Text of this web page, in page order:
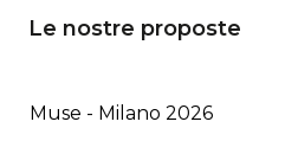
Le nostre proposte
Muse - Milano 2026